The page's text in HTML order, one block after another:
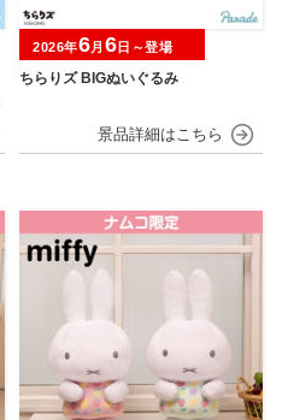
ちらりズ BIGぬいぐるみ
2026年6月 6日～登場